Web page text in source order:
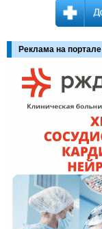
Реклама на портале